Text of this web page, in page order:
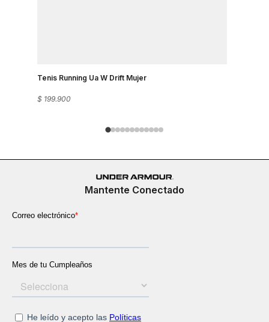
Tenis Running Ua W Drift Mujer
$ 199.900
Mantente Conectado